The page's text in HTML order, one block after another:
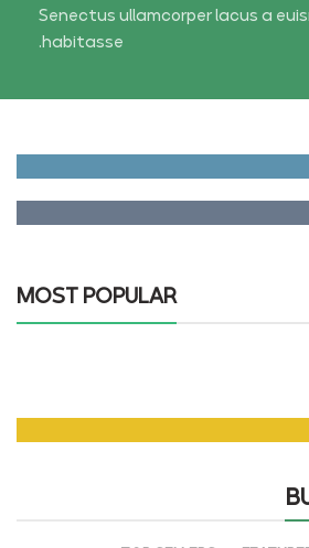
Senectus ullamcorper lacus a
habitasse.
MOST POPULAR
Adapters
For Photographers